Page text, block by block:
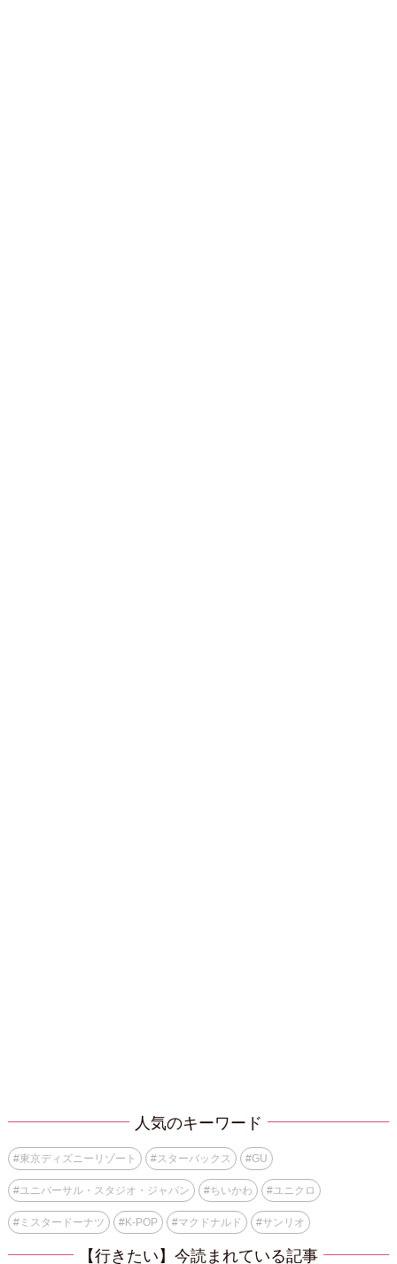
人気のキーワード
#東京ディズニーリゾート #スターバックス #GU
#ユニバーサル・スタジオ・ジャパン #ちいかわ #ユニクロ
#ミスタードーナツ #K-POP #マクドナルド #サンリオ
【行きたい】今読まれている記事